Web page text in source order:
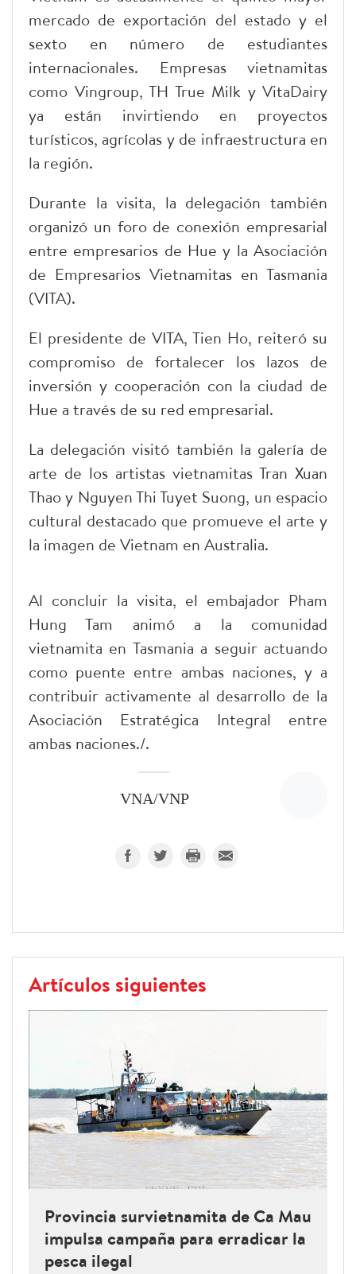
mercado de exportación del estado y el
sexto en número de estudiantes
internacionales. Empresas vietnamitas
como Vingroup, TH True Milk y VitaDairy
ya están invirtiendo en proyectos
turísticos, agrícolas y de infraestructura en
la región.
Durante la visita, la delegación también
organizó un foro de conexión empresarial
entre empresarios de Hue y la Asociación
de Empresarios Vietnamitas en Tasmania
(VITA).
El presidente de VITA, Tien Ho, reiteró su
compromiso de fortalecer los lazos de
inversión y cooperación con la ciudad de
Hue a través de su red empresarial.
La delegación visitó también la galería de
arte de los artistas vietnamitas Tran Xuan
Thao y Nguyen Thi Tuyet Suong, un espacio
cultural destacado que promueve el arte y
la imagen de Vietnam en Australia.
Al concluir la visita, el embajador Pham
Hung Tam animó a la comunidad
vietnamita en Tasmania a seguir actuando
como puente entre ambas naciones, y a
contribuir activamente al desarrollo de la
Asociación Estratégica Integral entre
ambas naciones./.
VNA/VNP
Artículos siguientes
Provincia survietnamita de Ca Mau
impulsa campaña para erradicar la
pesca ilegal